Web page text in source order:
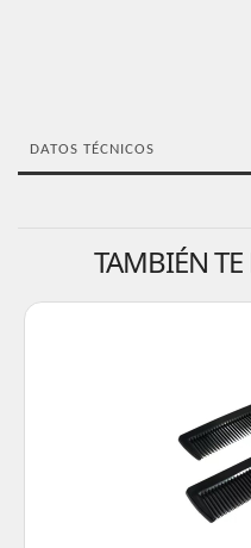
DATOS TÉCNICOS
TAMBIÉN TE